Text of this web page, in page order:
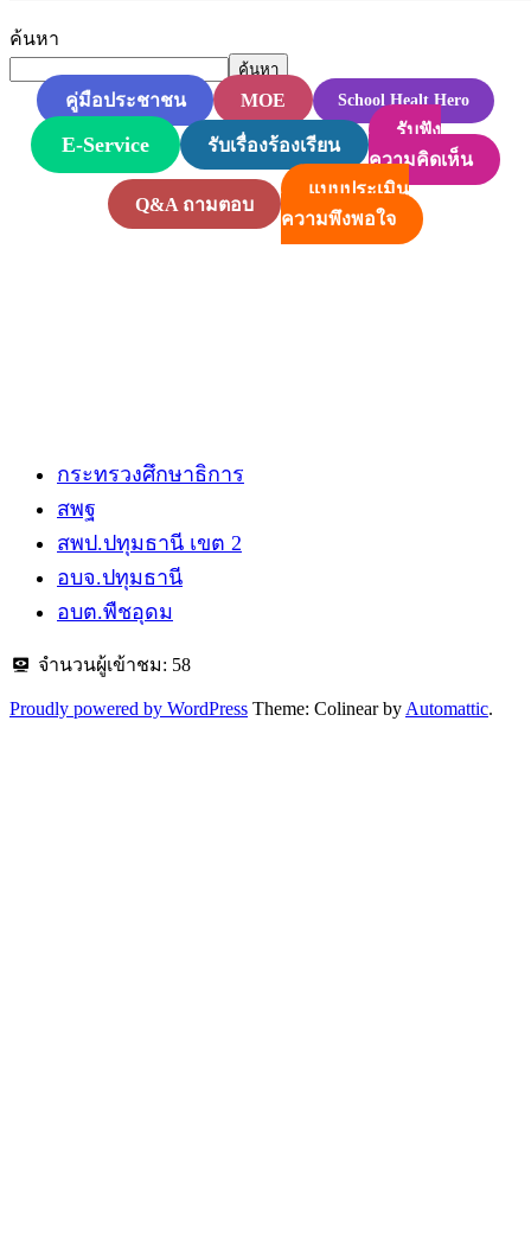
ค้นหา
ค้นหา
คู่มือประชาชน MOE School Healt Hero
E-Service รับเรื่องร้องเรียน
รับฟัง
ความคิดเห็น
Q&A ถามตอบ
แบบประเมิน
ความพึงพอใจ
กระทรวงศึกษาธิการ
สพฐ
สพป.ปทุมธานี​ เขต 2
อบจ.ปทุมธานี
อบต.พืชอุดม
จำนวนผู้เข้าชม: 58
Proudly powered by WordPress Theme: Colinear by Automattic.